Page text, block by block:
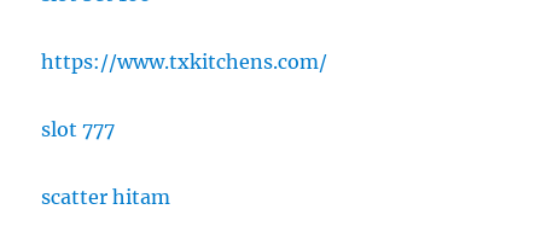
https://www.txkitchens.com/
slot 777
scatter hitam